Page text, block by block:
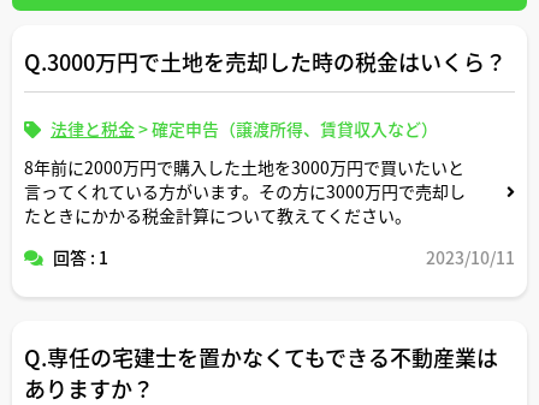
Q.3000万円で土地を売却した時の税金はいくら？
法律と税金>確定申告（譲渡所得、賃貸収入など）
8年前に2000万円で購入した土地を3000万円で買いたいと
言ってくれている方がいます。その方に3000万円で売却し
たときにかかる税金計算について教えてください。
回答 : 1
2023/10/11
Q.専任の宅建士を置かなくてもできる不動産業は
ありますか？